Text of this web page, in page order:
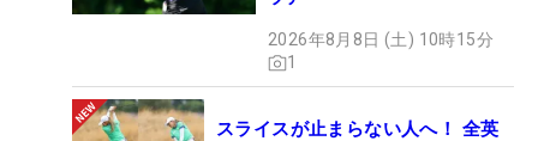
2026年8月8日 (土) 10時15分
1
スライスが止まらない人へ！ 全英